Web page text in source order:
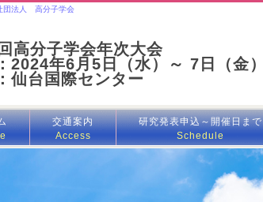
団法人 高分子学会
高分子学会年次大会
2024年6月5日（水）～ 7日（金）
仙台国際センター
交通案内
Access
研究発表申込～開催日まで
Schedule